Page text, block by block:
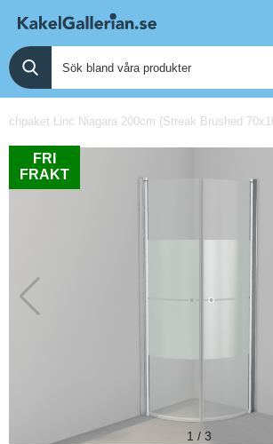
Linc Niagara 200cm (Streak Brushed
FRI
FRAKT
1 / 3